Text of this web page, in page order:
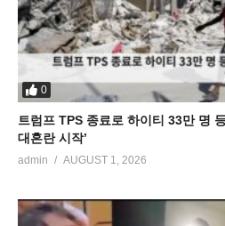
0
트럼프 TPS 종료로 하이티 33만 명
대혼란 시작’
admin AUGUST 1, 2026